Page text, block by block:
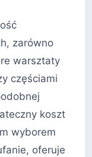
zarówno
warsztaty
częściami
koszt
wyborem
oferuje